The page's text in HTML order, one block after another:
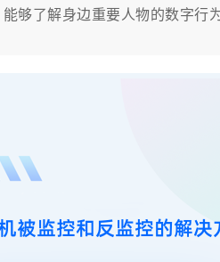
够了解身边重要人物的数字行